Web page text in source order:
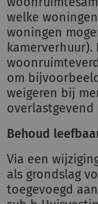
welke
woningen
om
weigeren bij
Behoud
Via een
als grondslag
toegevoegd